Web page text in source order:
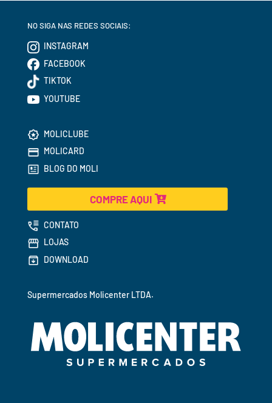
NO SIGA NAS REDES SOCIAIS:
INSTAGRAM
FACEBOOK
TIKTOK
YOUTUBE
MOLICLUBE
MOLICARD
BLOG DO MOLI
COMPRE AQUI
CONTATO
LOJAS
DOWNLOAD
Supermercados Molicenter LTDA.